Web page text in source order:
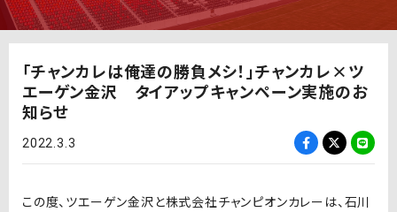
「チャンカレは俺達の勝負メシ！」チャンカレ×ツ
エーゲン金沢 タイアップキャンペーン実施のお
知らせ
2022.3.3
この度、ツエーゲン金沢と株式会社チャンピオンカレーは、石川